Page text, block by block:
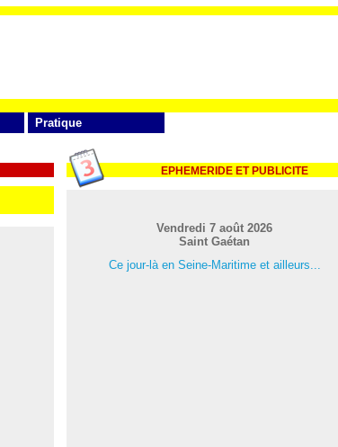
Pratique
EPHEMERIDE ET PUBLICITE
Vendredi 7 août 2026
Saint Gaétan
Ce jour-là en Seine-Maritime et ailleurs...